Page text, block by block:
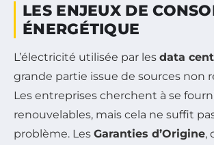
LES ENJEUX DE
ÉNERGÉTIQUE
L’électricité utilisée par les data
grande partie issue de sources non
Les entreprises cherchent à se
renouvelables, mais cela ne suffit
problème. Les Garanties d’Origine,